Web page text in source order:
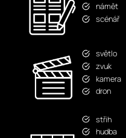
námět
scénář
světlo
zvuk
kamera
dron
střih
hudba